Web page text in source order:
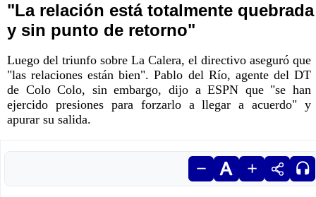
"La relación está totalmente quebrada
y sin punto de retorno"
Luego del triunfo sobre La Calera, el directivo aseguró que
"las relaciones están bien". Pablo del Río, agente del DT
de Colo Colo, sin embargo, dijo a ESPN que "se han
ejercido presiones para forzarlo a llegar a acuerdo" y
apurar su salida.